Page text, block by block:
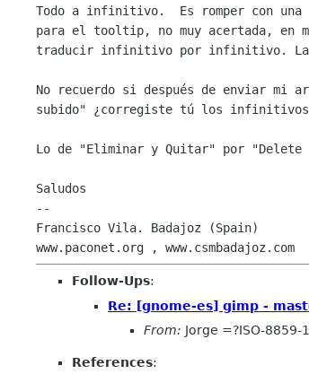
Todo a infinitivo.  Es romper con
para el tooltip, no muy acertada, en
traducir infinitivo por infinitivo. La
No recuerdo si después de enviar mi
subido" ¿corregiste tú los
Lo de "Eliminar y Quitar" por "Delete
Saludos
--
Francisco Vila. Badajoz (Spain)
Follow-Ups:
Re: [gnome-es] gimp -
From: Jorge =?ISO-8859-
References: